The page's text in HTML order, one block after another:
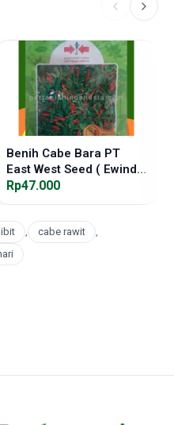
Benih Cabe Bara PT
East West Seed ( Ewindo
)
Rp47.000
, cabe rawit
,